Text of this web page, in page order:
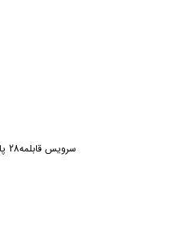
سرویس قابلمه28 پارچه ام جی اس مدل ایتالیاB